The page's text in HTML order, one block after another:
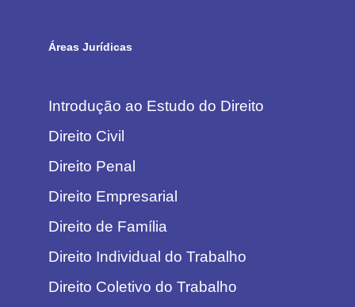
Áreas Jurídicas
Introdução ao Estudo do Direito
Direito Civil
Direito Penal
Direito Empresarial
Direito de Família
Direito Individual do Trabalho
Direito Coletivo do Trabalho